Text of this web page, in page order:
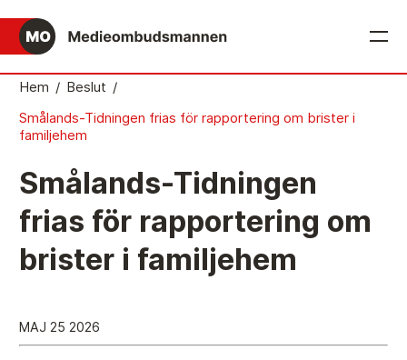
Det medieetiska systemet
Mediernas Etiknämnd fattar de avgörande besluten
Publicitetsreglerna – grunden i det medieetiska
systemet
Vill du ansluta till det medieetiska systemet?
Hem / Beslut /
Smålands-Tidningen frias för rapportering om brister i
familjehem
Smålands-Tidningen
frias för rapportering om
brister i familjehem
MAJ 25 2026